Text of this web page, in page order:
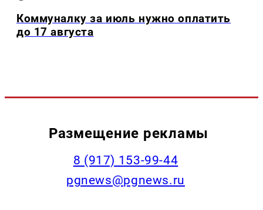
Коммуналку за июль нужно оплатить
до 17 августа
Размещение рекламы
‭8 (917) 153-99-44
pgnews@pgnews.ru